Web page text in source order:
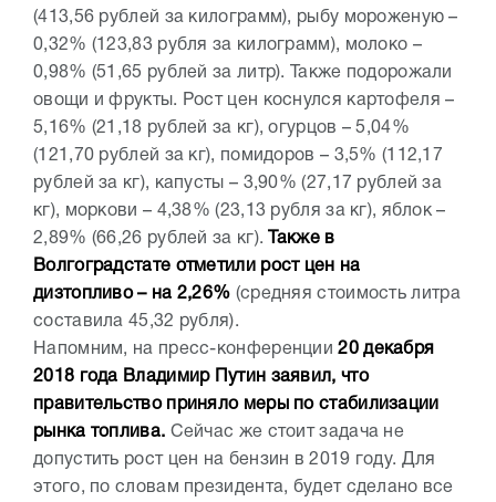
(413,56 рублей за килограмм), рыбу мороженую –
0,32% (123,83 рубля за килограмм), молоко –
0,98% (51,65 рублей за литр). Также подорожали
овощи и фрукты. Рост цен коснулся картофеля –
5,16% (21,18 рублей за кг), огурцов – 5,04%
(121,70 рублей за кг), помидоров – 3,5% (112,17
рублей за кг), капусты – 3,90% (27,17 рублей за
кг), моркови – 4,38% (23,13 рубля за кг), яблок –
2,89% (66,26 рублей за кг).
Также в
Волгоградстате отметили рост цен на
дизтопливо – на 2,26% (средняя стоимость литра
составила 45,32 рубля).
Напомним, на пресс-конференции20 декабря
2018 года Владимир Путин заявил, что
правительство приняло меры по стабилизации
рынка топлива. Сейчас же стоит задача не
допустить рост цен на бензин в 2019 году. Для
этого, по словам президента, будет сделано все